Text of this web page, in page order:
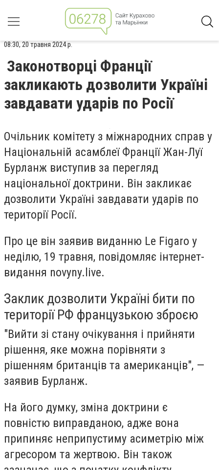
08:30, 20 травня 2024 р.
Законотворці Франції
закликають дозволити Україні
завдавати ударів по Росії
Очільник комітету з міжнародних справ у
Національній асамблеї Франції Жан-Луї
Бурланж виступив за перегляд
національної доктрини. Він закликає
дозволити Україні завдавати ударів по
території Росії.
Про це він заявив виданню Le Figaro у
неділю, 19 травня, повідомляє інтернет-
видання novyny.live.
Заклик дозволити Україні бити по
території РФ французькою зброєю
"Вийти зі стану очікування і прийняти
рішення, яке можна порівняти з
рішенням британців та американців", —
заявив Бурланж.
На його думку, зміна доктрини є
повністю виправданою, адже вона
припиняє неприпустиму асиметрію між
агресором та жертвою. Він також